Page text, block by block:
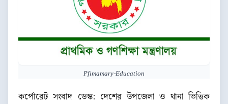
Pfimamary-Education
কর্পোরেট সংবাদ ডেস্ক: দেশের উপজেলা ও থানা ভিত্তিক